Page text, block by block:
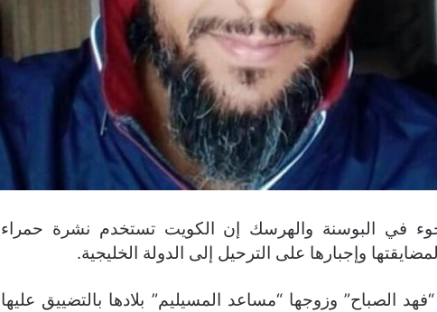
في البوسنة والهرسك إن الكويت تستخدم نشرة حمراء
وإجبارها على الترحيل إلى الدولة الخليجية.
الصباح” وزوجها “مساعد المسيليم” بلادها بالتضييق عليها